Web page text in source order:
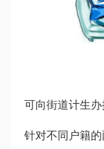
可向街道计生
针对不同户籍的